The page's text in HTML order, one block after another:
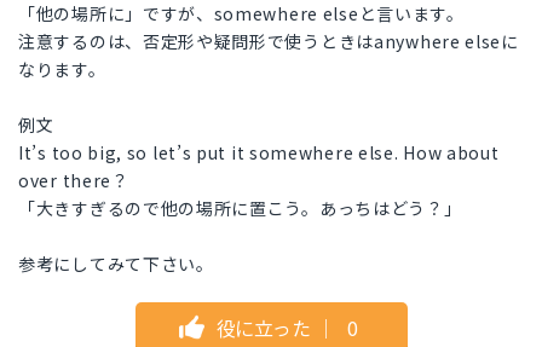
「他の場所に」ですが、somewhere elseと言います。
注意するのは、否定形や疑問形で使うときはanywhere elseに
なります。
例文
It’s too big, so let’s put it somewhere else. How about
over there？
「大きすぎるので他の場所に置こう。あっちはどう？」
参考にしてみて下さい。
役に立った ｜ 0